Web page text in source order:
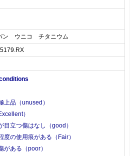
ン ウニコ チタニウム
上品（unused）
）
目立つ傷はなし（good）
度の使用痕がある（Fair）
がある（poor）